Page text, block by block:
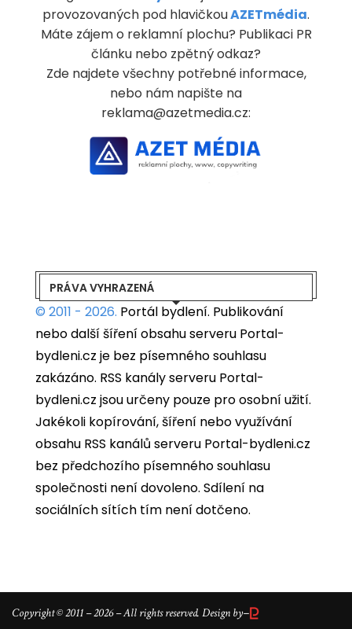
provozovaných pod hlavičkouAZETmédia.
Máte zájem o reklamní plochu? Publikaci PR
článku nebo zpětný odkaz?
Zde najdete všechny potřebné informace,
nebo nám napište na
reklama@azetmedia.cz:
PRÁVA VYHRAZENÁ
© 2011 - 2026. Portál bydlení. Publikování
nebo další šíření obsahu serveru Portal-
bydleni.cz je bez písemného souhlasu
zakázáno. RSS kanály serveru Portal-
bydleni.cz jsou určeny pouze pro osobní užití.
Jakékoli kopírování, šíření nebo využívání
obsahu RSS kanálů serveru Portal-bydleni.cz
bez předchozího písemného souhlasu
společnosti není dovoleno. Sdílení na
sociálních sítích tím není dotčeno.
Copyright © 2011 – 2026 – All rights reserved. Design by–